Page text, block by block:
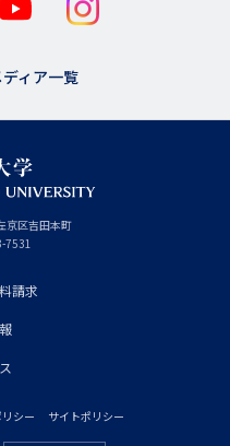
ィア一覧
京区吉田本町
7531
請求
シー サイトポリシー